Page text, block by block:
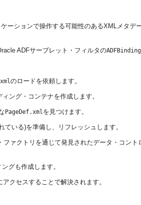
ーションで操作する可能性のあるXMLメタデ
ADFサーブレット・フィルタの
のロードを依頼します。
ング・コンテナを作成します。
PageDef.xmlを見つけます。
ている)を準備し、リフレッシュします。
ァクトリを通じて発見されたデータ・コン
グも作成します。
クセスすることで解決されます。